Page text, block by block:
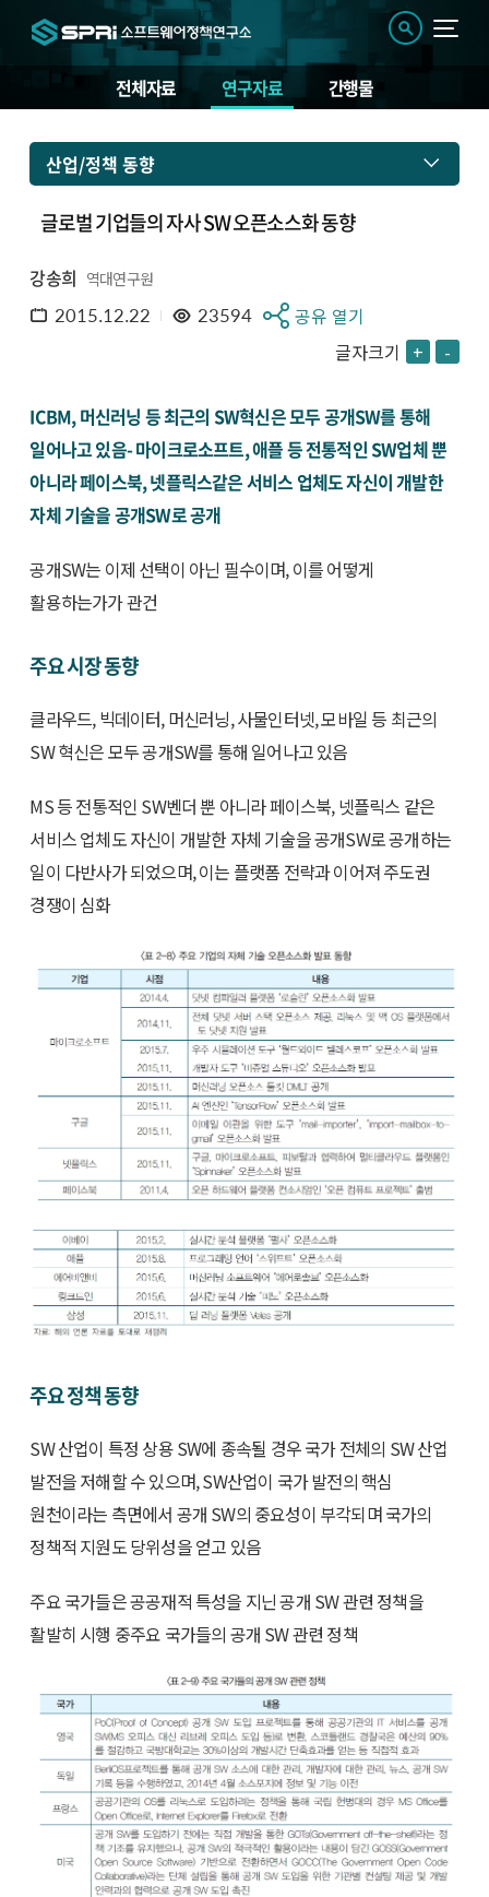
전체자료 연구자료 간행물
산업/정책 동향
글로벌 기업들의 자사 SW 오픈소스화 동향
강송희 역대연구원
2015.12.22 23594
공유 열기
글자크기 + -
ICBM, 머신러닝 등 최근의 SW혁신은 모두 공개SW를 통해
일어나고 있음- 마이크로소프트, 애플 등 전통적인 SW업체 뿐
아니라 페이스북, 넷플릭스같은 서비스 업체도 자신이 개발한
자체 기술을 공개SW로 공개
공개SW는 이제 선택이 아닌 필수이며, 이를 어떻게
활용하는가가 관건
주요 시장 동향
클라우드, 빅데이터, 머신러닝, 사물인터넷, 모바일 등 최근의
SW 혁신은 모두 공개SW를 통해 일어나고 있음
MS 등 전통적인 SW벤더 뿐 아니라 페이스북, 넷플릭스 같은
서비스 업체도 자신이 개발한 자체 기술을 공개SW로 공개하는
일이 다반사가 되었으며, 이는 플랫폼 전략과 이어져 주도권
경쟁이 심화
주요 정책 동향
SW 산업이 특정 상용 SW에 종속될 경우 국가 전체의 SW 산업
발전을 저해할 수 있으며, SW산업이 국가 발전의 핵심
원천이라는 측면에서 공개 SW의 중요성이 부각되며 국가의
정책적 지원도 당위성을 얻고 있음
주요 국가들은 공공재적 특성을 지닌 공개 SW 관련 정책을
활발히 시행 중주요 국가들의 공개 SW 관련 정책